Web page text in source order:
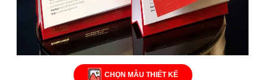
CHỌN MẪU THIẾT KẾ